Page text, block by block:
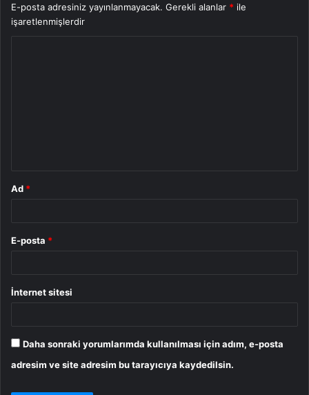
E-posta adresiniz yayınlanmayacak. Gerekli alanlar * ile
işaretlenmişlerdir
Ad *
E-posta *
İnternet sitesi
Daha sonraki yorumlarımda kullanılması için adım, e-posta
adresim ve site adresim bu tarayıcıya kaydedilsin.